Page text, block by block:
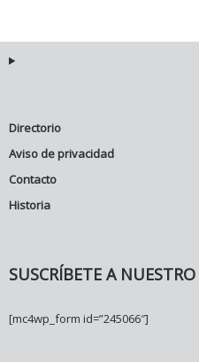
Directorio
Aviso de privacidad
Contacto
Historia
SUSCRÍBETE A
[mc4wp_form id=”245066″]